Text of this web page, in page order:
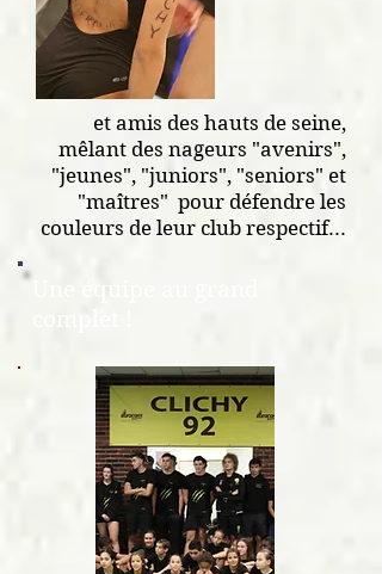
et amis des hauts de seine,
mêlant des nageurs "avenirs",
"jeunes", "juniors", "seniors" et
"maîtres" pour défendre les
couleurs de leur club respectif...